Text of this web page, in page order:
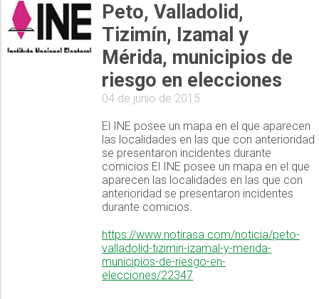
Peto, Valladolid,
Tizimín, Izamal y
Mérida, municipios de
riesgo en elecciones
04 de junio de 2015
El INE posee un mapa en el que aparecen
las localidades en las que con anterioridad
se presentaron incidentes durante
comicios.El INE posee un mapa en el que
aparecen las localidades en las que con
anterioridad se presentaron incidentes
durante comicios.
https://www.notirasa.com/noticia/peto-
valladolid-tizimin-izamal-y-merida-
municipios-de-riesgo-en-
elecciones/22347